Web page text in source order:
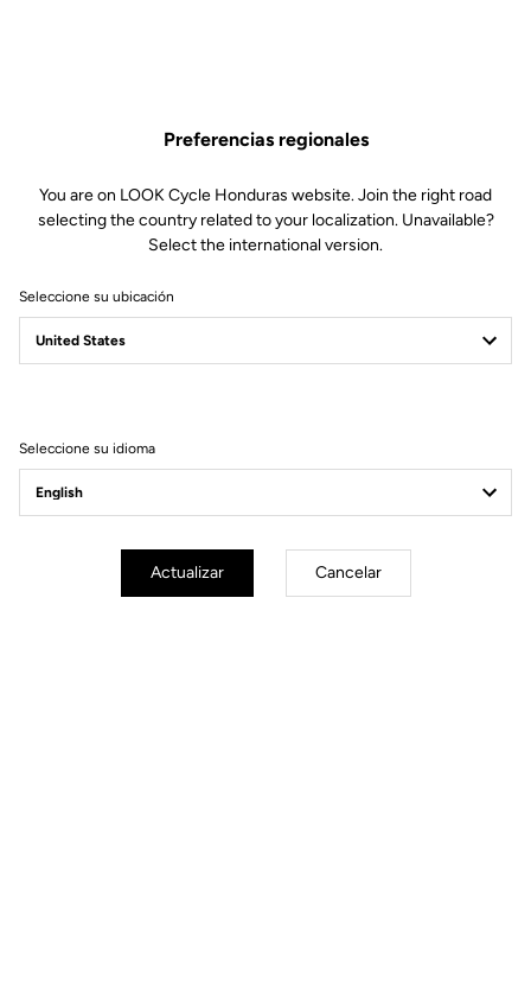
895 Vitesse
Preferencias regionales
You are on LOOK Cycle Honduras website. Join the right road
selecting the country related to your localization. Unavailable?
Select the international version.
Seleccione su ubicación
Seleccione su idioma
Actualizar Cancelar